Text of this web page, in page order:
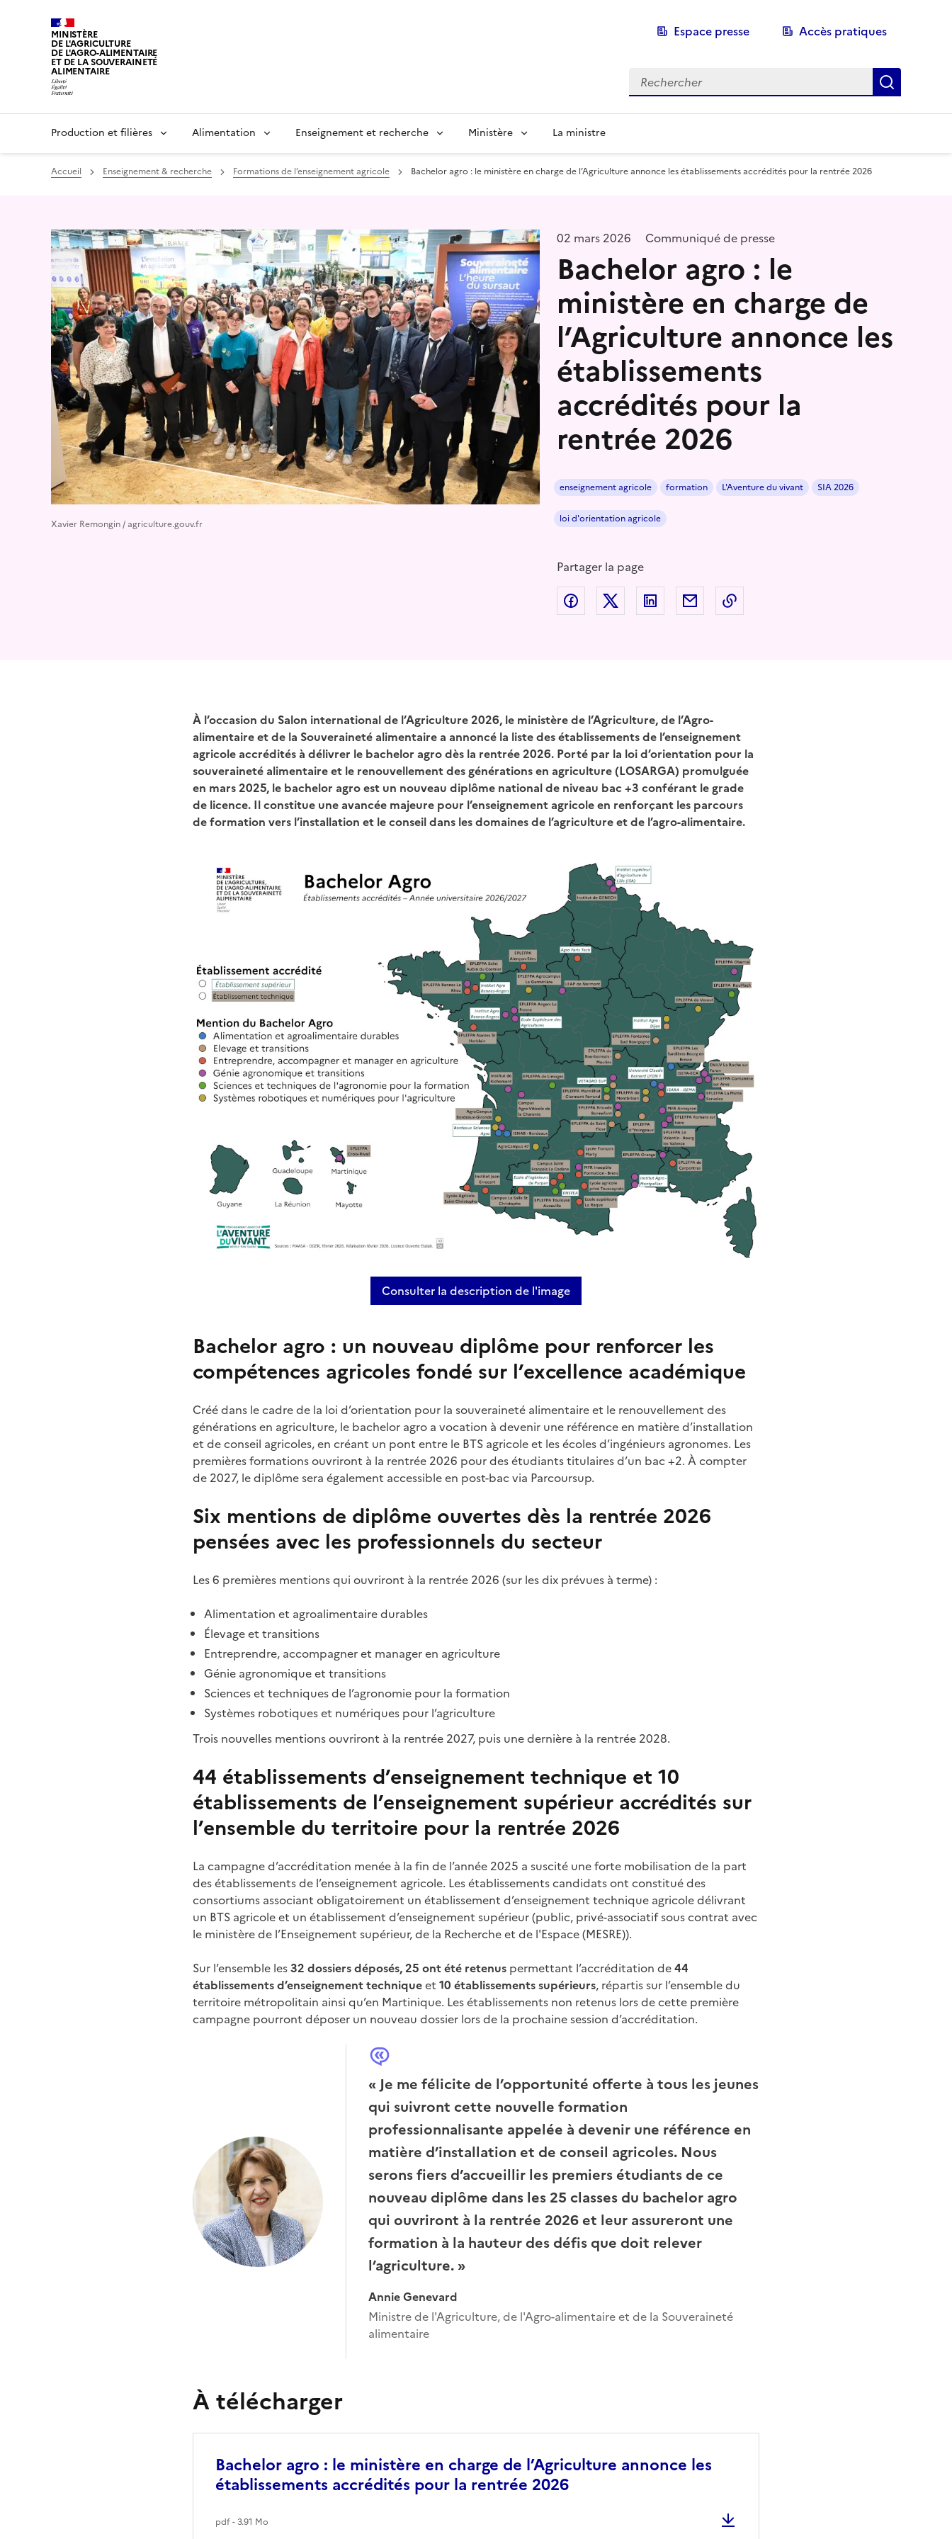
MINISTÈRE
DE L'AGRICULTURE
DE L'AGRO-ALIMENTAIRE
ET DE LA SOUVERAINETÉ
ALIMENTAIRE
Espace presse Accès pratiques
Recherche
Production et filières Alimentation Enseignement et recherche Ministère La ministre
Accueil Enseignement & recherche Formations de l’enseignement agricole Bachelor agro : le ministère en charge de l’Agriculture annonce les établissements accrédités pour la rentrée 2026
Xavier Remongin / agriculture.gouv.fr
02 mars 2026 Communiqué de presse
Bachelor agro : le
ministère en charge de
l’Agriculture annonce les
établissements
accrédités pour la
rentrée 2026
enseignement agricole formation L'Aventure du vivant SIA 2026
loi d'orientation agricole
Partager la page
Partager sur Facebook
Partager sur Twitter
Partager sur LinkedIn
Partager par email
À l’occasion du Salon international de l’Agriculture 2026, le ministère de l’Agriculture, de l’Agro-
alimentaire et de la Souveraineté alimentaire a annoncé la liste des établissements de l’enseignement
agricole accrédités à délivrer le bachelor agro dès la rentrée 2026. Porté par la loi d’orientation pour la
souveraineté alimentaire et le renouvellement des générations en agriculture (LOSARGA) promulguée
en mars 2025, le bachelor agro est un nouveau diplôme national de niveau bac +3 conférant le grade
de licence. Il constitue une avancée majeure pour l’enseignement agricole en renforçant les parcours
de formation vers l’installation et le conseil dans les domaines de l’agriculture et de l’agro-alimentaire.
Consulter la description de l'image
Bachelor Agro
Bachelor agro : un nouveau diplôme pour renforcer les
compétences agricoles fondé sur l’excellence académique
Créé dans le cadre de la loi d’orientation pour la souveraineté alimentaire et le renouvellement des
générations en agriculture, le bachelor agro a vocation à devenir une référence en matière d’installation
et de conseil agricoles, en créant un pont entre le BTS agricole et les écoles d’ingénieurs agronomes. Les
premières formations ouvriront à la rentrée 2026 pour des étudiants titulaires d’un bac +2. À compter
de 2027, le diplôme sera également accessible en post-bac via Parcoursup.
Six mentions de diplôme ouvertes dès la rentrée 2026
pensées avec les professionnels du secteur
Les 6 premières mentions qui ouvriront à la rentrée 2026 (sur les dix prévues à terme) :
Alimentation et agroalimentaire durables
Élevage et transitions
Entreprendre, accompagner et manager en agriculture
Génie agronomique et transitions
Sciences et techniques de l’agronomie pour la formation
Systèmes robotiques et numériques pour l’agriculture
Trois nouvelles mentions ouvriront à la rentrée 2027, puis une dernière à la rentrée 2028.
44 établissements d’enseignement technique et 10
établissements de l’enseignement supérieur accrédités sur
l’ensemble du territoire pour la rentrée 2026
La campagne d’accréditation menée à la fin de l’année 2025 a suscité une forte mobilisation de la part
des établissements de l’enseignement agricole. Les établissements candidats ont constitué des
consortiums associant obligatoirement un établissement d’enseignement technique agricole délivrant
un BTS agricole et un établissement d’enseignement supérieur (public, privé-associatif sous contrat avec
le ministère de l’Enseignement supérieur, de la Recherche et de l'Espace (MESRE)).
Sur l’ensemble les32 dossiers déposés, 25 ont été retenus permettant l’accréditation de44
établissements d’enseignement techniqueet 10 établissements supérieurs, répartis sur l’ensemble du
territoire métropolitain ainsi qu’en Martinique. Les établissements non retenus lors de cette première
campagne pourront déposer un nouveau dossier lors de la prochaine session d’accréditation.
« Je me félicite de l’opportunité offerte à tous les jeunes
qui suivront cette nouvelle formation
professionnalisante appelée à devenir une référence en
matière d’installation et de conseil agricoles. Nous
serons fiers d’accueillir les premiers étudiants de ce
nouveau diplôme dans les 25 classes du bachelor agro
qui ouvriront à la rentrée 2026 et leur assureront une
formation à la hauteur des défis que doit relever
l’agriculture. »
Annie Genevard
Ministre de l'Agriculture, de l'Agro-alimentaire et de la Souveraineté
alimentaire
À télécharger
Bachelor agro : le ministère en charge de l’Agriculture annonce les
établissements accrédités pour la rentrée 2026
pdf - 3.91 Mo